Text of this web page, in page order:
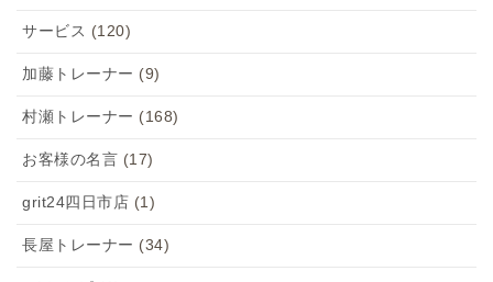
サービス (120)
加藤トレーナー (9)
村瀬トレーナー (168)
お客様の名言 (17)
grit24四日市店 (1)
長屋トレーナー (34)